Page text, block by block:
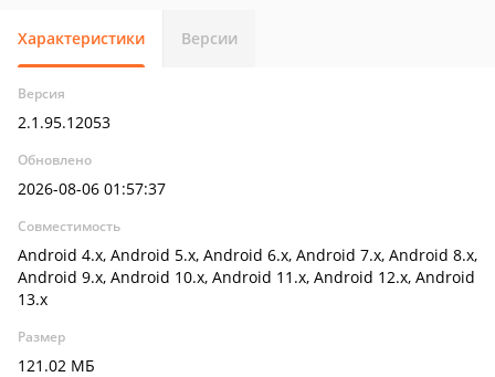
Характеристики Версии
Версия
2.1.95.12053
Обновлено
2026-08-06 01:57:37
Совместимость
Android 4.x, Android 5.x, Android 6.x, Android 7.x, Android 8.x,
Android 9.x, Android 10.x, Android 11.x, Android 12.x, Android
13.x
Размер
121.02 МБ